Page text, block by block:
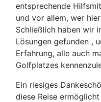
entsprechende
und vor allem, wer
Schließlich haben wir
Lösungen gefunden ,
Erfahrung, alle auch
Golfplatzes
Ein riesiges
diese Reise